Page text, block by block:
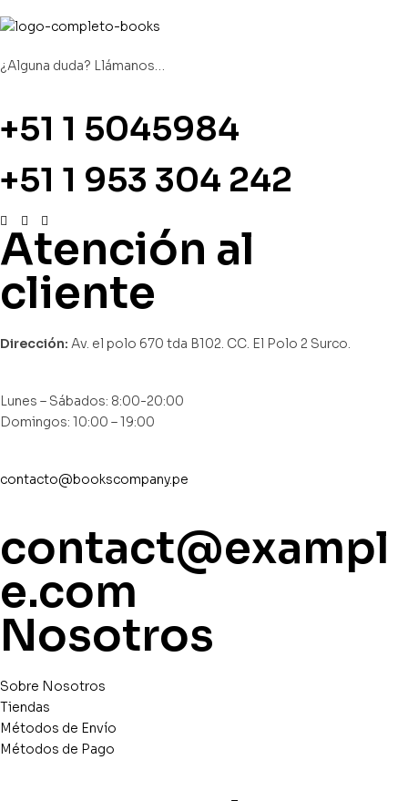
¿Alguna duda? Llámanos…
+51 1 5045984
+51 1 953 304 242
Atención al
cliente
Dirección: Av. el polo 670 tda B102. CC. El Polo 2 Surco.
Lunes – Sábados: 8:00-20:00
Domingos: 10:00 – 19:00
contacto@bookscompany.pe
contact@exampl
e.com
Nosotros
Sobre Nosotros
Tiendas
Métodos de Envío
Métodos de Pago